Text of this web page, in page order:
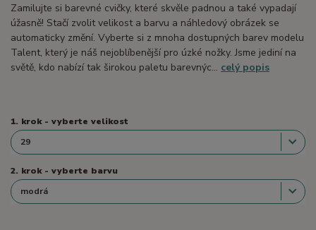
Zamilujte si barevné cvičky, které skvěle padnou a také vypadají
úžasně! Stačí zvolit velikost a barvu a náhledový obrázek se
automaticky změní. Vyberte si z mnoha dostupných barev modelu
Talent, který je náš nejoblíbenější pro úzké nožky. Jsme jediní na
světě, kdo nabízí tak širokou paletu barevnýc... celý popis
1. krok - vyberte velikost
2. krok - vyberte barvu